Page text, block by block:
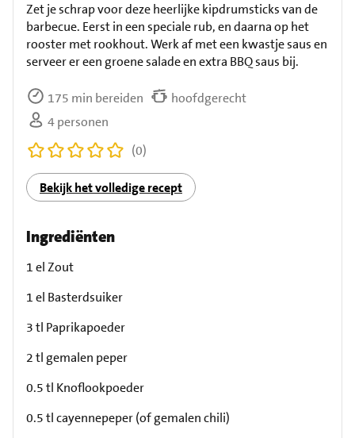
Zet je schrap voor deze heerlijke kipdrumsticks van de
barbecue. Eerst in een speciale rub, en daarna op het
rooster met rookhout. Werk af met een kwastje saus en
serveer er een groene salade en extra BBQ saus bij.
175 min bereiden
hoofdgerecht
4 personen
(0)
Bekijk het volledige recept
Ingrediënten
1 el Zout
1 el Basterdsuiker
3 tl Paprikapoeder
2 tl gemalen peper
0.5 tl Knoflookpoeder
0.5 tl cayennepeper (of gemalen chili)